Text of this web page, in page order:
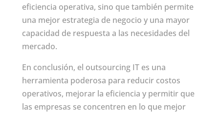
eficiencia operativa, sino que también permite
una mejor estrategia de negocio y una mayor
capacidad de respuesta a las necesidades del
mercado.
En conclusión, el outsourcing IT es una
herramienta poderosa para reducir costos
operativos, mejorar la eficiencia y permitir que
las empresas se concentren en lo que mejor